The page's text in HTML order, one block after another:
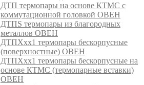
ДТП термопары на основе КТМС с
коммутационной головкой ОВЕН
ДТПS термопары из благородных
металлов ОВЕН
ДТПХхх1 термопары бескорпусные
(поверхностные) ОВЕН
ДТПХхх1 термопары бескорпусные на
основе КТМС (термопарные вставки)
ОВЕН